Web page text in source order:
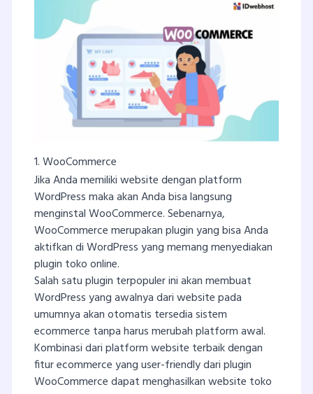
1. WooCommerce
Jika Anda memiliki website dengan platform
WordPress maka akan Anda bisa langsung
menginstal WooCommerce. Sebenarnya,
WooCommerce merupakan plugin yang bisa Anda
aktifkan di WordPress yang memang menyediakan
plugin toko online.
Salah satu plugin terpopuler ini akan membuat
WordPress yang awalnya dari website pada
umumnya akan otomatis tersedia sistem
ecommerce tanpa harus merubah platform awal.
Kombinasi dari platform website terbaik dengan
fitur ecommerce yang user-friendly dari plugin
WooCommerce dapat menghasilkan website toko